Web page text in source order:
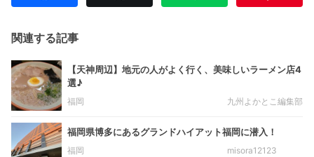
関連する記事
【天神周辺】地元の人がよく行く、美味しいラーメン店4
選♪
福岡 九州よかとこ編集部
福岡県博多にあるグランドハイアット福岡に潜入！
福岡 misora12123